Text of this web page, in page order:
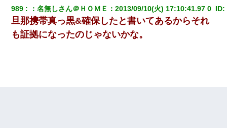
989 ：名無しさん＠ＨＯＭＥ ：2013/09/10(火) 17:10:41.97 0 ID:
旦那携帯真っ黒&確保したと書いてあるからそれ
も証拠になったのじゃないかな。